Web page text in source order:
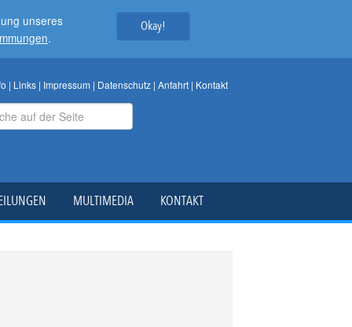
unseres
.
Okay!
| Links| Impressum | Datenschutz| Anfahrt| Kontakt
MULTIMEDIA KONTAKT